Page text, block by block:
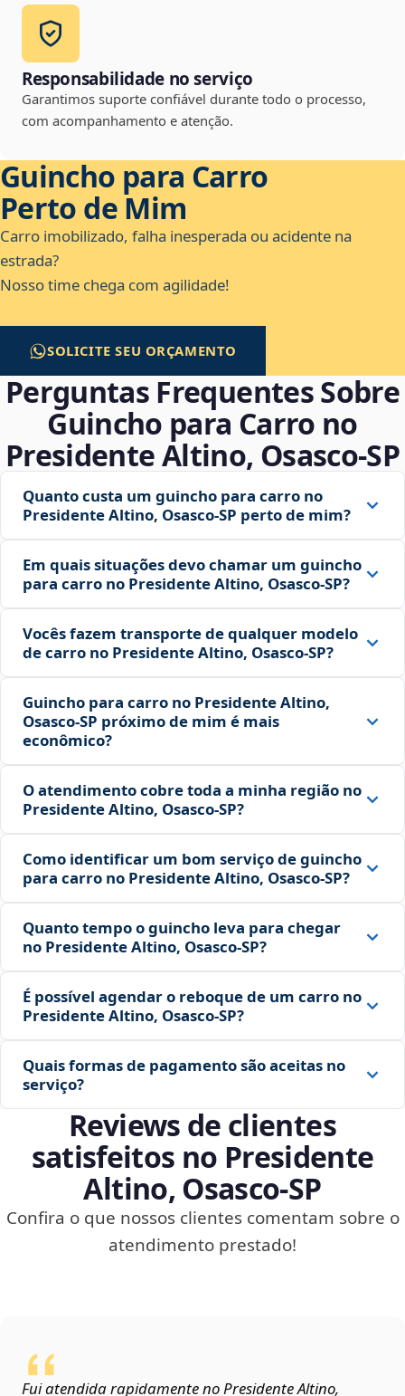
Responsabilidade no serviço
Garantimos suporte confiável durante todo o processo,
com acompanhamento e atenção.
Guincho para Carro
Perto de Mim
Carro imobilizado, falha inesperada ou acidente na
estrada?
Nosso time chega com agilidade!
SOLICITE SEU ORÇAMENTO
Perguntas Frequentes Sobre
Guincho para Carro no
Presidente Altino, Osasco‑SP
Quanto custa um guincho para carro no
Presidente Altino, Osasco‑SP perto de mim?
Em quais situações devo chamar um guincho
para carro no Presidente Altino, Osasco‑SP?
Vocês fazem transporte de qualquer modelo
de carro no Presidente Altino, Osasco‑SP?
Guincho para carro no Presidente Altino,
Osasco‑SP próximo de mim é mais
econômico?
O atendimento cobre toda a minha região no
Presidente Altino, Osasco‑SP?
Como identificar um bom serviço de guincho
para carro no Presidente Altino, Osasco‑SP?
Quanto tempo o guincho leva para chegar
no Presidente Altino, Osasco‑SP?
É possível agendar o reboque de um carro no
Presidente Altino, Osasco‑SP?
Quais formas de pagamento são aceitas no
serviço?
Reviews de clientes
satisfeitos no Presidente
Altino, Osasco‑SP
Confira o que nossos clientes comentam sobre o
atendimento prestado!
Fui atendida rapidamente no Presidente Altino,